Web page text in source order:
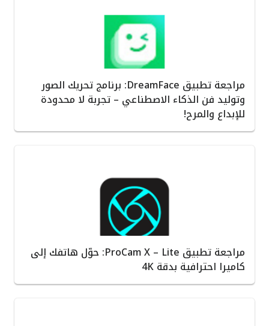
مراجعة تطبيق DreamFace: برنامج تحريك الصور
وتوليد فن الذكاء الاصطناعي – تجربة لا محدودة
للإبداع والمرح!
مراجعة تطبيق ProCam X – Lite: حوّل هاتفك إلى
كاميرا احترافية بدقة 4K